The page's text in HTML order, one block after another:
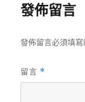
發佈留言
發佈留言必須填
留言 *